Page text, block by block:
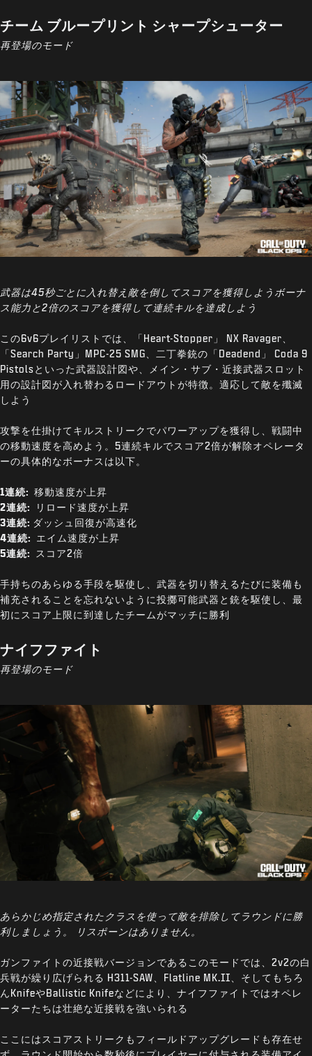
チーム ブループリント シャープシューター
再登場のモード
武器は45秒ごとに入れ替え敵を倒してスコアを獲得しようボーナ
ス能力と2倍のスコアを獲得して連続キルを達成しよう
この6v6プレイリストでは、「Heart-Stopper」 NX Ravager、
「Search Party」MPC-25 SMG、二丁拳銃の「Deadend」 Coda 9
Pistolsといった武器設計図や、メイン・サブ・近接武器スロット
用の設計図が入れ替わるロードアウトが特徴。適応して敵を殲滅
しよう
攻撃を仕掛けてキルストリークでパワーアップを獲得し、戦闘中
の移動速度を高めよう。5連続キルでスコア2倍が解除オペレータ
ーの具体的なボーナスは以下。
1連続: 移動速度が上昇
2連続:
リロード速度が上昇
3連続: ダッシュ回復が高速化
4連続:
エイム速度が上昇
5連続:
スコア2倍
手持ちのあらゆる手段を駆使し、武器を切り替えるたびに装備も
補充されることを忘れないように投擲可能武器と銃を駆使し、最
初にスコア上限に到達したチームがマッチに勝利
ナイフファイト
再登場のモード
あらかじめ指定されたクラスを使って敵を排除してラウンドに勝
利しましょう。 リスポーンはありません。
ガンファイトの近接戦バージョンであるこのモードでは、2v2の白
兵戦が繰り広げられる H311-SAW、Flatline MK.II、そしてもちろ
んKnifeやBallistic Knifeなどにより、ナイフファイトではオペレ
ーターたちは壮絶な近接戦を強いられる
ここにはスコアストリークもフィールドアップグレードも存在せ